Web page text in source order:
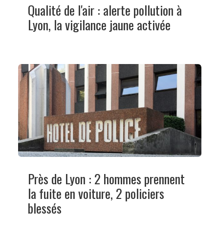
Qualité de l'air : alerte pollution à
Lyon, la vigilance jaune activée
Près de Lyon : 2 hommes prennent
la fuite en voiture, 2 policiers
blessés